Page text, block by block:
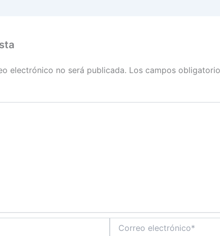
electrónico no será publicada. Los campos
electrónico*